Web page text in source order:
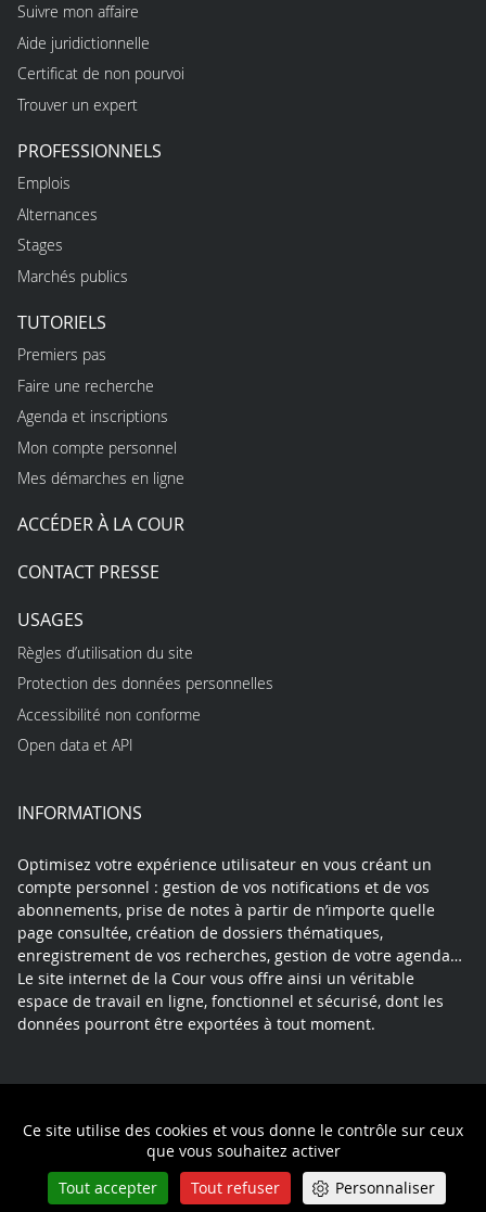
Ce site utilise des cookies et vous donne le contrôle sur ceux
que vous souhaitez activer
Tout accepter
Tout refuser Personnaliser
Suivre mon affaire
Aide juridictionnelle
Certificat de non pourvoi
Trouver un expert
PROFESSIONNELS
Emplois
Alternances
Stages
Marchés publics
TUTORIELS
Premiers pas
Faire une recherche
Agenda et inscriptions
Mon compte personnel
Mes démarches en ligne
ACCÉDER À LA COUR
CONTACT PRESSE
USAGES
Règles d’utilisation du site
Protection des données personnelles
Accessibilité non conforme
Open data et API
INFORMATIONS
Optimisez votre expérience utilisateur en vous créant un
compte personnel : gestion de vos notifications et de vos
abonnements, prise de notes à partir de n’importe quelle
page consultée, création de dossiers thématiques,
enregistrement de vos recherches, gestion de votre agenda…
Le site internet de la Cour vous offre ainsi un véritable
espace de travail en ligne, fonctionnel et sécurisé, dont les
données pourront être exportées à tout moment.
Politique de confidentialité